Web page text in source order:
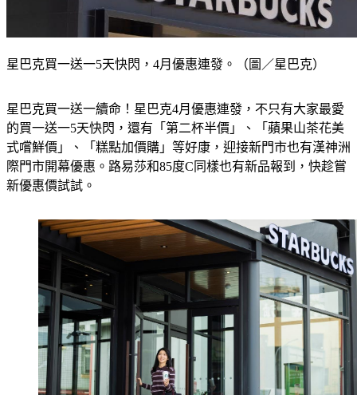
的買一送一5天快閃，還有「第二杯半價」、「蘋果山茶花美
式嚐鮮價」、「糕點加價購」等好康，迎接新門市也有漢神洲
際門市開幕優惠。路易莎和85度C同樣也有新品報到，快趁嘗
新優惠價試試。